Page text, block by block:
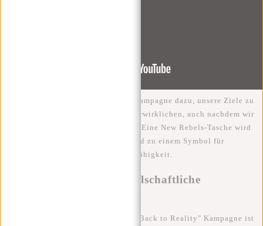
Darüber hinaus inspiriert uns die Kampagne dazu, unsere Ziele zu
verfolgen und unsere Träume zu verwirklichen, auch nachdem wir
in die Realität zurückgekehrt sind. Eine New Rebels-Tasche wird
mehr als nur ein Accessoire; sie wird zu einem Symbol für
Entschlossenheit und Widerstandsfähigkeit.
Nachhaltigkeit und gesellschaftliche
Ein weiterer wichtiger Aspekt der "Back to Reality" Kampagne ist